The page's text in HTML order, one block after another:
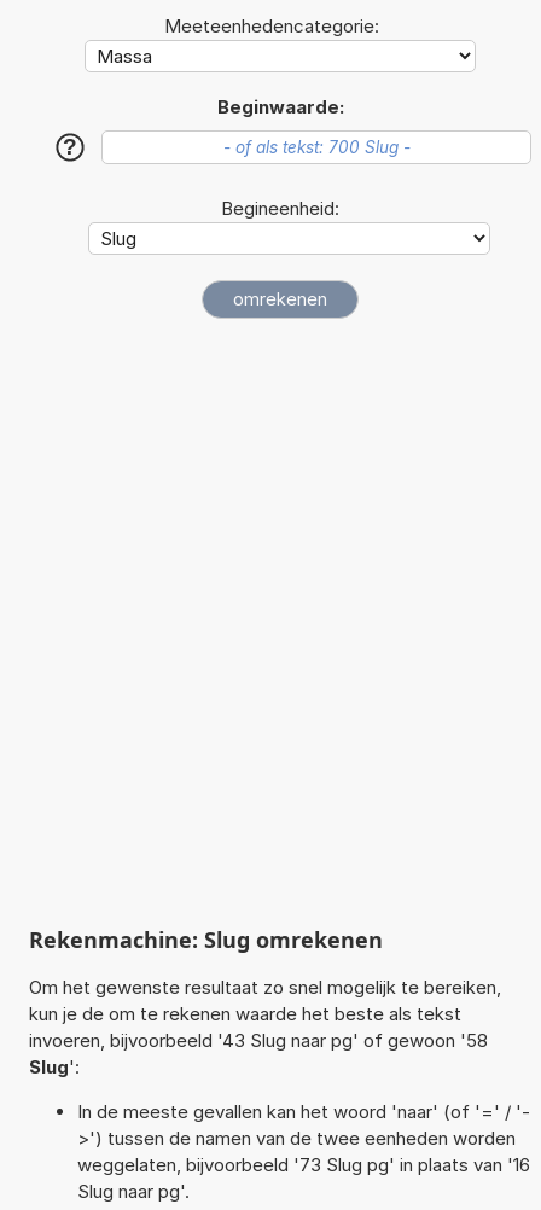
Meeteenhedencategorie:
Beginwaarde:
?
Begineenheid:
Rekenmachine: Slug omrekenen
Om het gewenste resultaat zo snel mogelijk te bereiken,
kun je de om te rekenen waarde het beste als tekst
invoeren, bijvoorbeeld '43 Slug naar pg' of gewoon '58
Slug':
In de meeste gevallen kan het woord 'naar' (of '=' / '-
>') tussen de namen van de twee eenheden worden
weggelaten, bijvoorbeeld '73 Slug pg' in plaats van '16
Slug naar pg'.